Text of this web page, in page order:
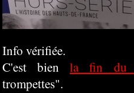
Info vérifiée.
C'est bienla fin du
trompettes".